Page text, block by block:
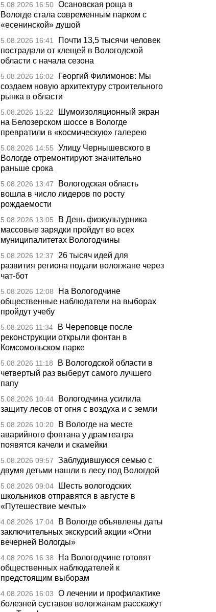
5.08.2026 16:50 Осановская роща в
Вологде стала современным парком с
«есенинской» душой
5.08.2026 16:41
Почти 13,5 тысячи человек
пострадали от клещей в Вологодской
области с начала сезона
5.08.2026 16:02
Георгий Филимонов: Мы
создаем новую архитектуру строительного
рынка в области
5.08.2026 15:22
Шумоизоляционный экран
на Белозерском шоссе в Вологде
превратили в «космическую» галерею
5.08.2026 14:55
Улицу Чернышевского в
Вологде отремонтируют значительно
раньше срока
5.08.2026 13:47
Вологодская область
вошла в число лидеров по росту
рождаемости
5.08.2026 13:05
В День физкультурника
массовые зарядки пройдут во всех
муниципалитетах Вологодчины
5.08.2026 12:37
26 тысяч идей для
развития региона подали вологжане через
чат-бот
5.08.2026 12:08
На Вологодчине
общественные наблюдатели на выборах
пройдут учебу
5.08.2026 11:34
В Череповце после
реконструкции открыли фонтан в
Комсомольском парке
5.08.2026 11:18
В Вологодской области в
четвертый раз выберут самого лучшего
папу
5.08.2026 10:44
Вологодчина усилила
защиту лесов от огня с воздуха и с земли
5.08.2026 10:20
В Вологде на месте
аварийного фонтана у драмтеатра
появятся качели и скамейки
5.08.2026 09:57
Заблудившуюся семью с
двумя детьми нашли в лесу под Вологдой
5.08.2026 09:04
Шесть вологодских
школьников отправятся в августе в
«Путешествие мечты»
4.08.2026 17:04
В Вологде объявлены даты
заключительных экскурсий акции «Огни
вечерней Вологды»
4.08.2026 16:38
На Вологодчине готовят
общественных наблюдателей к
предстоящим выборам
4.08.2026 16:03
О лечении и профилактике
болезней суставов вологжанам расскажут